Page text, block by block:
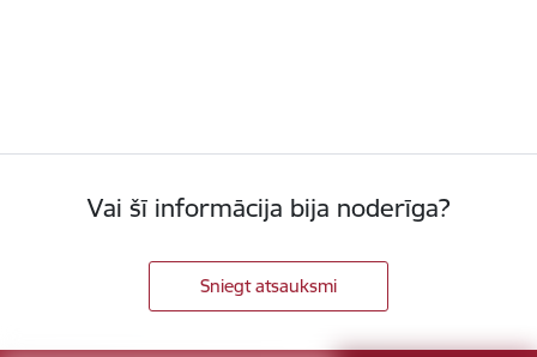
Vai šī informācija bija noderīga?
Sniegt atsauksmi